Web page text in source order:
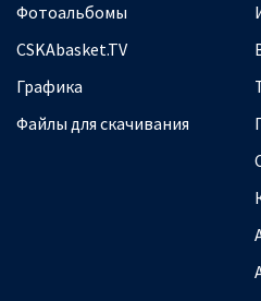
Фотоальбомы
CSKAbasket.TV
Графика
Файлы для скачивания